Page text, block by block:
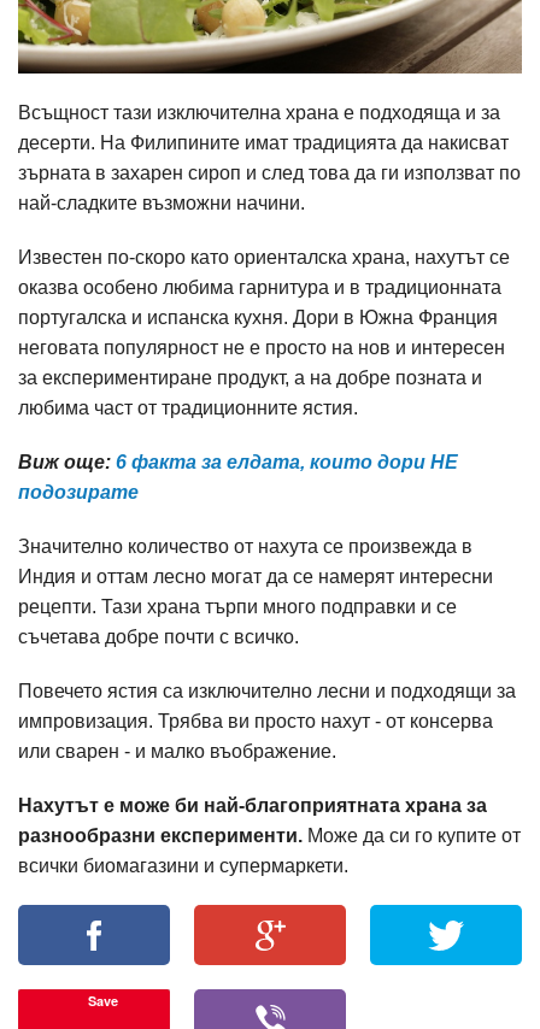
Всъщност тази изключителна храна е подходяща и за
десерти. На Филипините имат традицията да накисват
зърната в захарен сироп и след това да ги използват по
най-сладките възможни начини.
Известен по-скоро като ориенталска храна, нахутът се
оказва особено любима гарнитура и в традиционната
португалска и испанска кухня. Дори в Южна Франция
неговата популярност не е просто на нов и интересен
за експериментиране продукт, а на добре позната и
любима част от традиционните ястия.
Виж още: 6 факта за елдата, които дори НЕ
подозирате
Значително количество от нахута се произвежда в
Индия и оттам лесно могат да се намерят интересни
рецепти. Тази храна търпи много подправки и се
съчетава добре почти с всичко.
Повечето ястия са изключително лесни и подходящи за
импровизация. Трябва ви просто нахут - от консерва
или сварен - и малко въображение.
Нахутът е може би най-благоприятната храна за
разнообразни експерименти. Може да си го купите от
всички биомагазини и супермаркети.
Save